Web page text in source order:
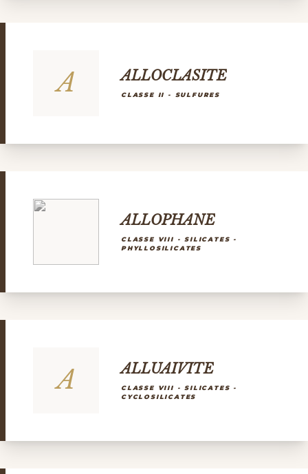
A ALLOCLASITE
CLASSE II - SULFURES
ALLOPHANE
CLASSE VIII - SILICATES -
PHYLLOSILICATES
A ALLUAIVITE
CLASSE VIII - SILICATES -
CYCLOSILICATES